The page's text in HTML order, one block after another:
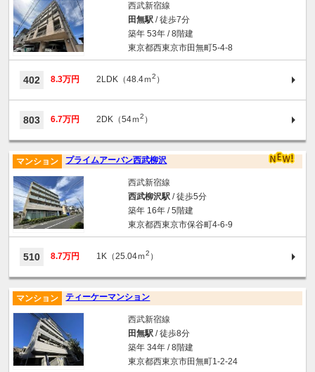
西武新宿線
田無駅/ 徒歩7分
築年 53年 / 8階建
東京都西東京市田無町5-4-8
402 8.3万円 2LDK（48.4ｍ2 ）
803 6.7万円 2DK（54ｍ2 ）
プライムアーバン西武柳沢
マンション
西武新宿線
西武柳沢駅/ 徒歩5分
築年 16年 / 5階建
東京都西東京市保谷町4-6-9
510 8.7万円 1K（25.04ｍ2 ）
ティーケーマンション
マンション
西武新宿線
田無駅/ 徒歩8分
築年 34年 / 8階建
東京都西東京市田無町1-2-24